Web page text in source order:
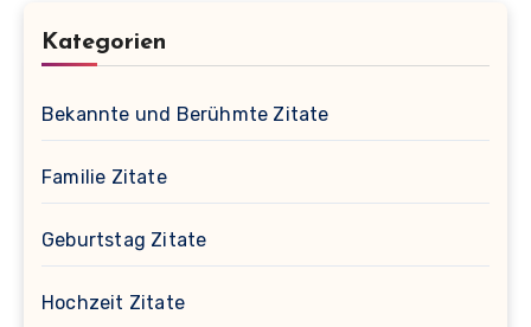
Kategorien
Bekannte und Berühmte Zitate
Familie Zitate
Geburtstag Zitate
Hochzeit Zitate